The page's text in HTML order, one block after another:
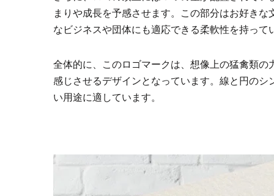
まりや成長を予感させます。この部分はお好き
なビジネスや団体にも適応できる柔軟性を持って
全体的に、このロゴマークは、想像上の猛禽類
感じさせるデザインとなっています。線と円の
い用途に適しています。